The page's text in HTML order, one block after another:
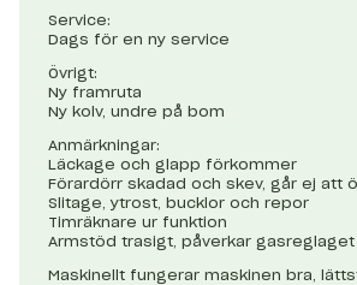
Service:
Dags för en ny service
Övrigt:
Ny framruta
Ny kolv, undre på bom
Anmärkningar:
Läckage och glapp förkommer
Förardörr skadad och skev, går ej att
Slitage, ytrost, bucklor och repor
Timräknare ur funktion
Armstöd trasigt, påverkar
Maskinellt fungerar maskinen bra,